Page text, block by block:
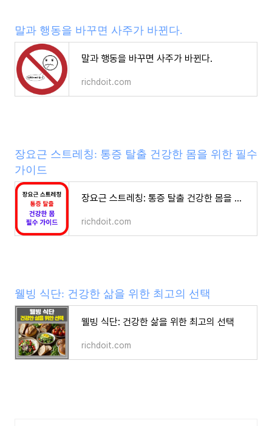
말과 행동을 바꾸면 사주가 바뀐다.
말과 행동을 바꾸면 사주가 바뀐다.
richdoit.com
장요근 스트레칭: 통증 탈출 건강한 몸을 위한 필수
가이드
장요근 스트레칭: 통증 탈출 건강한 몸을 위한 필수 가이드
richdoit.com
웰빙 식단: 건강한 삶을 위한 최고의 선택
웰빙 식단: 건강한 삶을 위한 최고의 선택
richdoit.com